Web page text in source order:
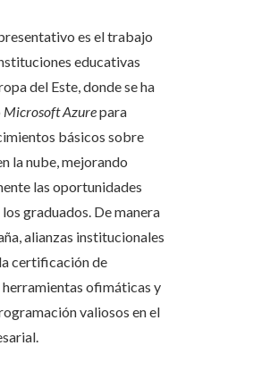
es el trabajo
educativas
del Este, donde se ha
Microsoft Azurepara
básicos sobre
la nube, mejorando
las oportunidades
graduados. De manera
alianzas institucionales
certificación de
herramientas ofimáticas y
valiosos en el